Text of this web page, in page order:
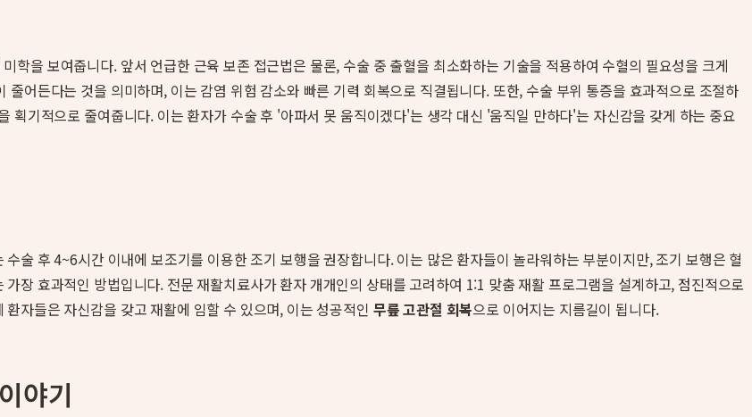
학을 보여줍니다. 앞서 언급한 근육 보존 접근법은 물론, 수술 중 출혈을 최소화하는 기술을 적용하여 수혈의 필요성을 크게
어든다는 것을 의미하며, 이는 감염 위험 감소와 빠른 기력 회복으로 직결됩니다. 또한, 수술 부위 통증을 효과적으로 조절하
획기적으로 줄여줍니다. 이는 환자가 수술 후 '아파서 못 움직이겠다'는 생각 대신 '움직일 만하다'는 자신감을 갖게 하는 중요
술 후 4~6시간 이내에 보조기를 이용한 조기 보행을 권장합니다. 이는 많은 환자들이 놀라워하는 부분이지만, 조기 보행은 혈
장 효과적인 방법입니다. 전문 재활치료사가 환자 개개인의 상태를 고려하여 1:1 맞춤 재활 프로그램을 설계하고, 점진적으로
자들은 자신감을 갖고 재활에 임할 수 있으며, 이는 성공적인 무릎 고관절 회복으로 이어지는 지름길이 됩니다.
야기